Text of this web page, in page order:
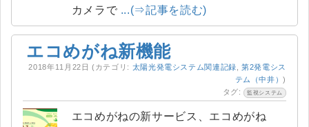
カメラで ...(⇒記事を読む)
エコめがね新機能
2018年11月22日 (カテゴリ: 太陽光発電システム関連記録 ,第2発電シス
テム（中井）)
タグ:
監視システム
エコめがねの新サービス、エコめがね